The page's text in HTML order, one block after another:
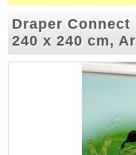
Draper
240 x 240 cm,